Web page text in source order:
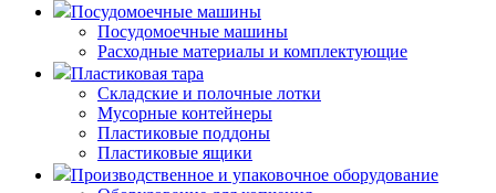
Посудомоечные машины
Посудомоечные машины
Расходные материалы и комплектующие
Пластиковая тара
Складские и полочные лотки
Мусорные контейнеры
Пластиковые поддоны
Пластиковые ящики
Производственное и упаковочное оборудование